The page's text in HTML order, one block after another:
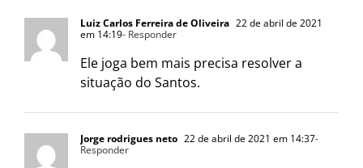
Luiz Carlos Ferreira de Oliveira 22 de abril de 2021
em 14:19- Responder
Ele joga bem mais precisa resolver a
situação do Santos.
Jorge rodrigues neto 22 de abril de 2021 em 14:37-
Responder